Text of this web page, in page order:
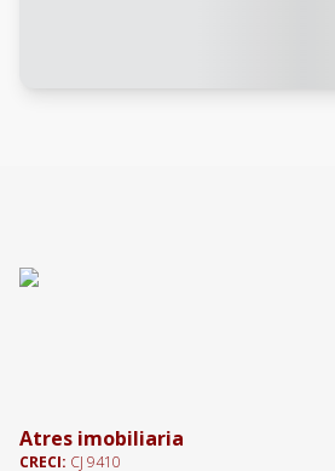
Atres imobiliaria
CRECI: CJ 9410